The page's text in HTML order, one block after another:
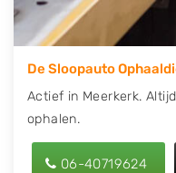
Toyota, Volkswagen en
De Sloopauto
Actief in Meerkerk.
ophalen.
06-40719624